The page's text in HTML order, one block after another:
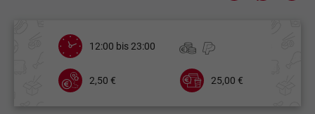
12:00 bis 23:00
2,50 € 25,00 €